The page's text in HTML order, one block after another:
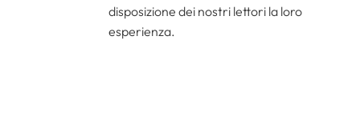
disposizione dei nostri lettori la loro
esperienza.